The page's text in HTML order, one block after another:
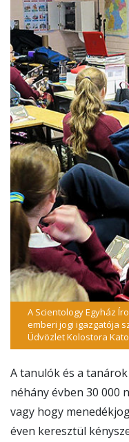
A Scientology Egyház
emberi jogi igazgatója
Üdvözlet Kolostora
A tanulók és a
néhány évben 30 000
vagy hogy
éven keresztül